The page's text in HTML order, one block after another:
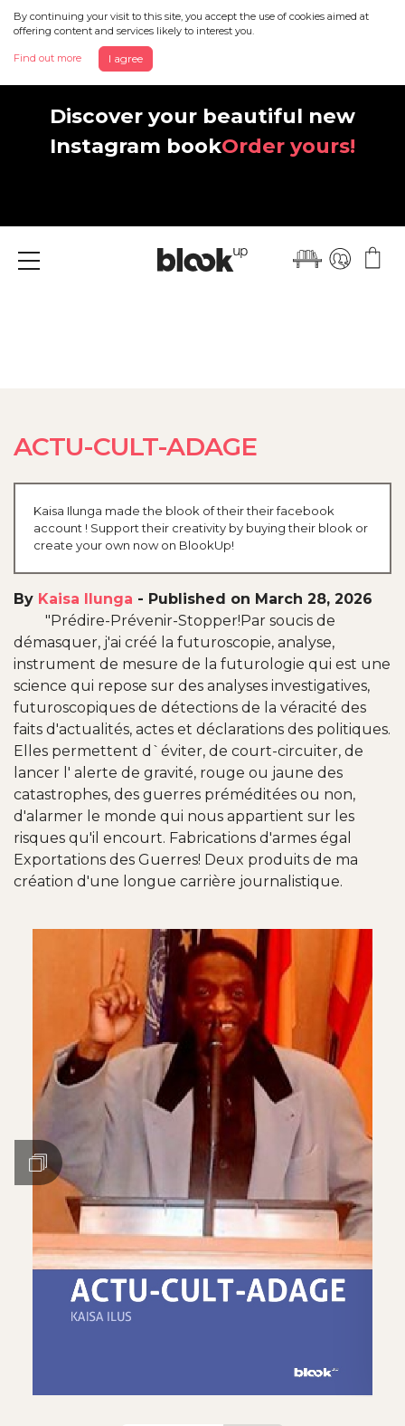
By continuing your visit to this site, you accept the use of cookies aimed at
offering content and services likely to interest you.
Find out more I agree
Discover your beautiful new
Instagram bookOrder yours!
Menu
ACTU-CULT-ADAGE
Kaisa Ilunga made the blook of their their facebook
account ! Support their creativity by buying their blook or
create your own now on BlookUp!
By Kaisa Ilunga - Published on March 28, 2026
"Prédire-Prévenir-Stopper!Par soucis de
démasquer, j'ai créé la futuroscopie, analyse,
instrument de mesure de la futurologie qui est une
science qui repose sur des analyses investigatives,
futuroscopiques de détections de la véracité des
faits d'actualités, actes et déclarations des politiques.
Elles permettent d`éviter, de court-circuiter, de
lancer l' alerte de gravité, rouge ou jaune des
catastrophes, des guerres préméditées ou non,
d'alarmer le monde qui nous appartient sur les
risques qu'il encourt. Fabrications d'armes égal
Exportations des Guerres! Deux produits de ma
création d'une longue carrière journalistique.